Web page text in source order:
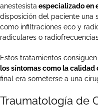
anestesista especializado en
disposición del paciente una
como infiltraciones eco y
radiculares o
Estos tratamientos
los síntomas como la
final era someterse a una
Traumatología de